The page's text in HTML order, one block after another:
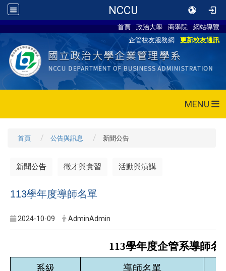
NCCU
首頁 政治大學 商學院
網站導覽
企管校友服務網
更新校友通訊
MENU
首頁 公告與訊息 新聞公告
新聞公告 徵才與實習 活動與演講
113學年度導師名單
2024-10-09 AdminAdmin
113學年度企管系導師名
系級 導師名單